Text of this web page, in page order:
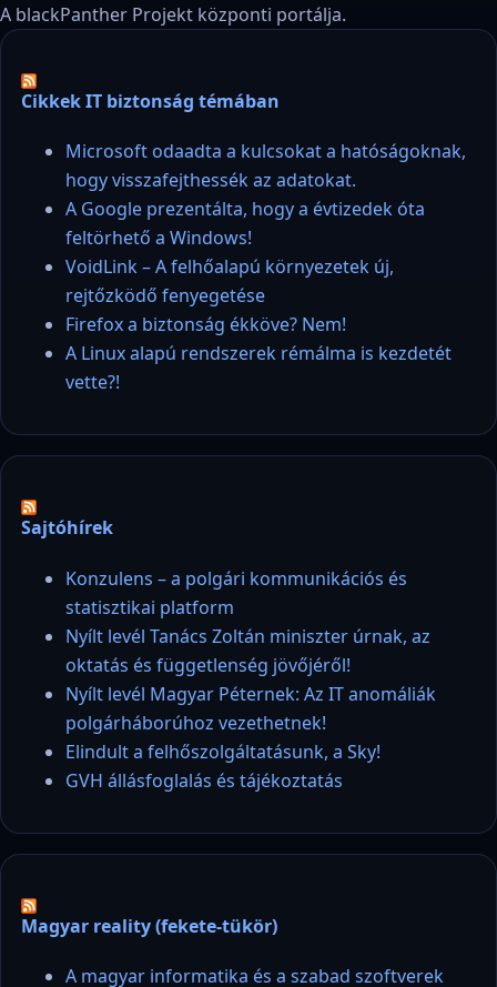
A blackPanther Projekt központi portálja.
Cikkek IT biztonság témában
Microsoft odaadta a kulcsokat a hatóságoknak,
hogy visszafejthessék az adatokat.
A Google prezentálta, hogy a évtizedek óta
feltörhető a Windows!
VoidLink – A felhőalapú környezetek új,
rejtőzködő fenyegetése
Firefox a biztonság ékköve? Nem!
A Linux alapú rendszerek rémálma is kezdetét
vette?!
Sajtóhírek
Konzulens – a polgári kommunikációs és
statisztikai platform
Nyílt levél Tanács Zoltán miniszter úrnak, az
oktatás és függetlenség jövőjéről!
Nyílt levél Magyar Péternek: Az IT anomáliák
polgárháborúhoz vezethetnek!
Elindult a felhőszolgáltatásunk, a Sky!
GVH állásfoglalás és tájékoztatás
Magyar reality (fekete-tükör)
A magyar informatika és a szabad szoftverek